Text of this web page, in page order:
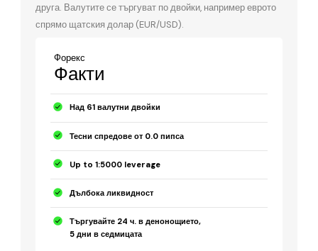
друга. Валутите се търгуват по двойки, например еврото
спрямо щатския долар (EUR/USD).
Форекс
Факти
Над 61 валутни двойки
Тесни спредове от 0.0 пипса
Up to 1:5000 leverage
Дълбока ликвидност
Търгувайте 24 ч. в денонощието,
5 дни в седмицата